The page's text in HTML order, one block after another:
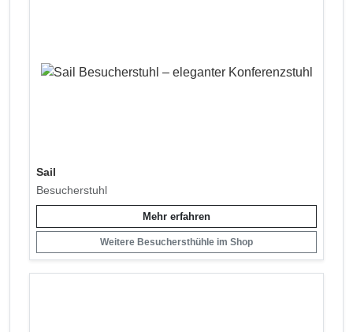
Sail
Besucherstuhl
Mehr erfahren
Weitere Besuchersthühle im Shop